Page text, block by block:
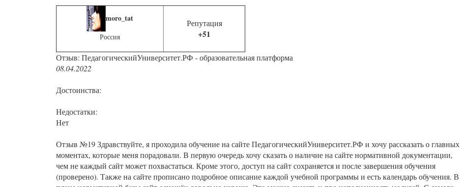
moro_tat
Россия
Репутация
+51
Отзыв: ПедагогическийУниверситет.РФ - образовательная платформа
08.04.2022
Достоинства:
Недостатки:
Нет
Отзыв №19 Здравствуйте, я проходила обучение на сайте ПедагогическийУниверситет.РФ и хочу рассказать о главных
моментах, которые меня порадовали. В первую очередь хочу сказать о наличие на сайте нормативной документации,
чем не каждый сайт может похвастаться. Кроме этого, доступ на сайт сохраняется и после завершения обучения
(проверено). Также на сайте прописано подробное описание каждой учебной программы и есть календарь обучения. В